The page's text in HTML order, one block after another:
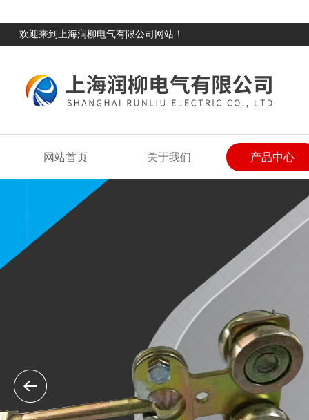
欢迎来到上海润柳电气有限公司网站！
网站首页 关于我们 产品中心